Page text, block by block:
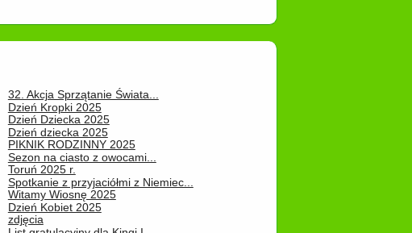
32. Akcja Sprzątanie Świata...
Dzień Kropki 2025
Dzień Dziecka 2025
Dzień dziecka 2025
PIKNIK RODZINNY 2025
Sezon na ciasto z owocami...
Toruń 2025 r.
Spotkanie z przyjaciółmi z Niemiec...
Witamy Wiosnę 2025
Dzień Kobiet 2025
zdjęcia